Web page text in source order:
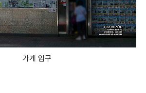
가게 입구